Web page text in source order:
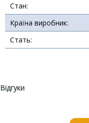
Стан:
Країна виробник:
Стать:
Відгуки